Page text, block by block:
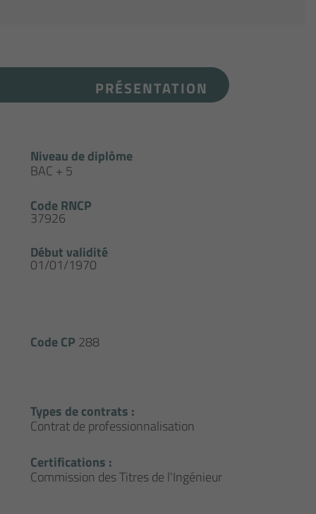
PRÉSENTATION
Niveau de diplôme
BAC + 5
Code RNCP
37926
Début validité
01/01/1970
Code CP 288
Types de contrats :
Contrat de professionnalisation
Certifications :
Commission des Titres de l'Ingénieur